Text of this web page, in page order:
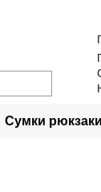
Сумки рюкзаки